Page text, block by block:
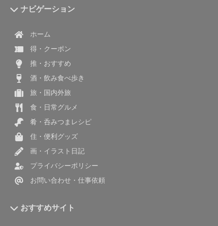
ナビゲーション
ホーム
得・クーポン
推・おすすめ
酒・飲み食べ歩き
旅・国内外旅
食・日常グルメ
肴・呑みつまレシピ
住・便利グッズ
画・イラスト日記
プライバシーポリシー
お問い合わせ・仕事依頼
おすすめサイト